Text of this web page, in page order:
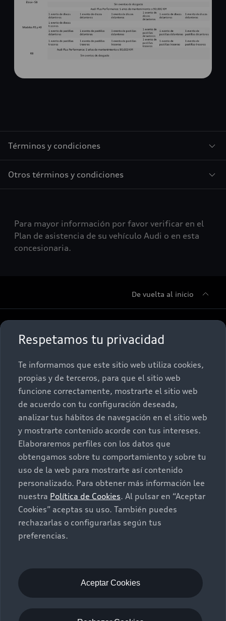
Respetamos tu privacidad
Te informamos que este sitio web utiliza cookies,
propias y de terceros, para que el sitio web
funcione correctamente, mostrarte el sitio web
de acuerdo con tu configuración deseada,
analizar tus hábitos de navegación en el sitio web
y mostrarte contenido acorde con tus intereses.
Elaboraremos perfiles con los datos que
obtengamos sobre tu comportamiento y sobre tu
uso de la web para mostrarte así contenido
personalizado. Para obtener más información lee
nuestra Política de Cookies. Al pulsar en “Aceptar
Cookies” aceptas su uso. También puedes
rechazarlas o configurarlas según tus
preferencias.
Aceptar Cookies
Términos y condiciones
Otros términos y condiciones
Para mayor información por favor verificar en el
Plan de asistencia de su vehículo Audi o en esta
concesionaria.
De vuelta al inicio
Sobre Nosotros
Nuestras Promociones
Postventa
Audi Aftersales
Autos Nuevos
Quiero un Audi nuevo
Seminuevos
Audi Certified :plus
Contacto
Contáctanos
Citas de servicio
Información de vehículo nuevo
Utilizamos cookies para mejorar nuestro sitio
web y tu experiencia en línea. Al continuar
cookies.